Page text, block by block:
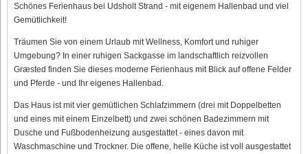
Schönes Ferienhaus bei Udsholt Strand - mit eigenem Hallenbad und viel
Gemütlichkeit!
Träumen Sie von einem Urlaub mit Wellness, Komfort und ruhiger
Umgebung? In einer ruhigen Sackgasse im landschaftlich reizvollen
Græsted finden Sie dieses moderne Ferienhaus mit Blick auf offene Felder
und Pferde - und Ihr eigenes Hallenbad.
Das Haus ist mit vier gemütlichen Schlafzimmern (drei mit Doppelbetten
und eines mit einem Einzelbett) und zwei schönen Badezimmern mit
Dusche und Fußbodenheizung ausgestattet - eines davon mit
Waschmaschine und Trockner. Die offene, helle Küche ist voll ausgestattet